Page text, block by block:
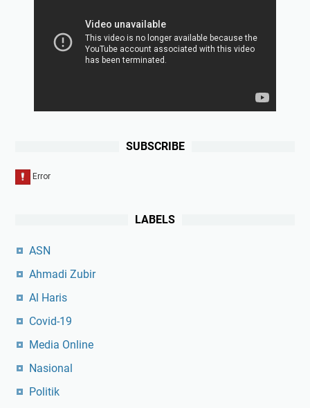
SUBSCRIBE
LABELS
ASN
Ahmadi Zubir
Al Haris
Covid-19
Media Online
Nasional
Politik